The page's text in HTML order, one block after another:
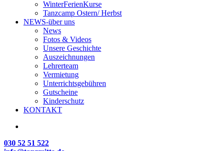
WinterFerienKurse
Tanzcamp Ostern/ Herbst
NEWS-über uns
News
Fotos & Videos
Unsere Geschichte
Auszeichnungen
Lehrerteam
Vermietung
Unterrichtsgebühren
Gutscheine
Kinderschutz
KONTAKT
030 52 51 522